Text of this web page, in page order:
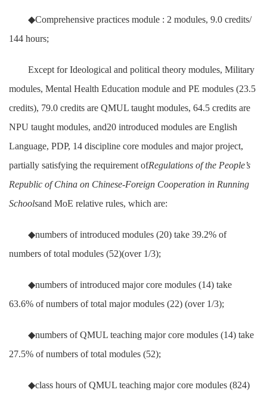
◆Comprehensive practices module : 2 modules, 9.0 credits/
144 hours;
Except for Ideological and political theory modules, Military
modules, Mental Health Education module and PE modules (23.5
credits), 79.0 credits are QMUL taught modules, 64.5 credits are
NPU taught modules, and20 introduced modules are English
Language, PDP, 14 discipline core modules and major project,
partially satisfying the requirement ofRegulations of the People’s
Republic of China on Chinese-Foreign Cooperation in Running
Schoolsand MoE relative rules, which are:
◆numbers of introduced modules (20) take 39.2% of
numbers of total modules (52)(over 1/3);
◆numbers of introduced major core modules (14) take
63.6% of numbers of total major modules (22) (over 1/3);
◆numbers of QMUL teaching major core modules (14) take
27.5% of numbers of total modules (52);
◆class hours of QMUL teaching major core modules (824)